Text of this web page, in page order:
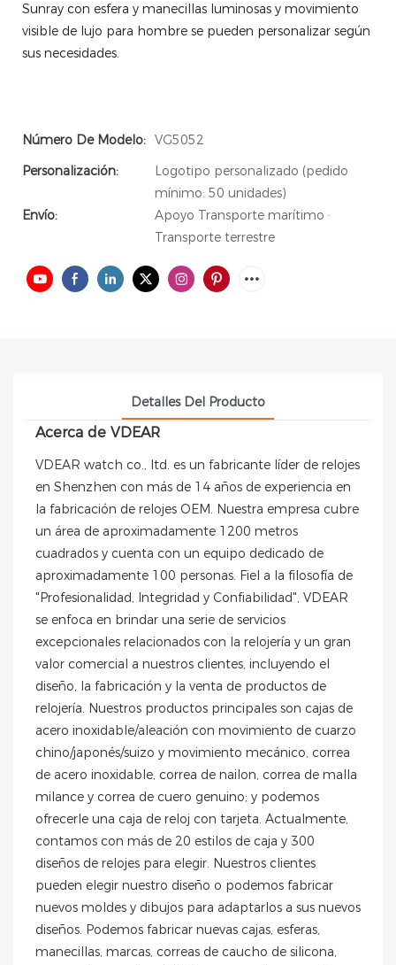
Sunray con esfera y manecillas luminosas y movimiento
visible de lujo para hombre se pueden personalizar según
sus necesidades.
Número De Modelo: VG5052
Personalización:
Logotipo personalizado (pedido
mínimo: 50 unidades)
Envío:
Apoyo Transporte marítimo ·
Transporte terrestre
Detalles Del Producto
Acerca de VDEAR
VDEAR watch co., ltd. es un fabricante líder de relojes
en Shenzhen con más de 14 años de experiencia en
la fabricación de relojes OEM. Nuestra empresa cubre
un área de aproximadamente 1200 metros
cuadrados y cuenta con un equipo dedicado de
aproximadamente 100 personas. Fiel a la filosofía de
"Profesionalidad, Integridad y Confiabilidad", VDEAR
se enfoca en brindar una serie de servicios
excepcionales relacionados con la relojería y un gran
valor comercial a nuestros clientes, incluyendo el
diseño, la fabricación y la venta de productos de
relojería. Nuestros productos principales son cajas de
acero inoxidable/aleación con movimiento de cuarzo
chino/japonés/suizo y movimiento mecánico, correa
de acero inoxidable, correa de nailon, correa de malla
milance y correa de cuero genuino; y podemos
ofrecerle una caja de reloj con tarjeta. Actualmente,
contamos con más de 20 estilos de caja y 300
diseños de relojes para elegir. Nuestros clientes
pueden elegir nuestro diseño o podemos fabricar
nuevos moldes y dibujos para adaptarlos a sus nuevos
diseños. Podemos fabricar nuevas cajas, esferas,
manecillas, marcas, correas de caucho de silicona,